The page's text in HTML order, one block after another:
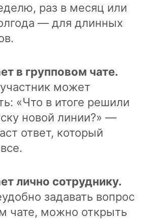
раз в месяц или
— для длинных
в групповом чате.
может
«Что в итоге решили
новой линии?» —
ответ, который
лично сотруднику.
задавать вопрос
чате, можно открыть